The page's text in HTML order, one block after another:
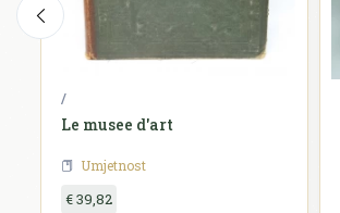
/
Le musee d'art
Umjetnost
€ 39,82